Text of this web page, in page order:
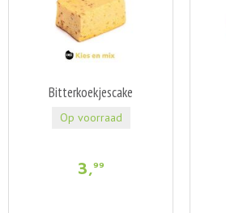
Bitterkoekjescake
3,99
Op voorraad